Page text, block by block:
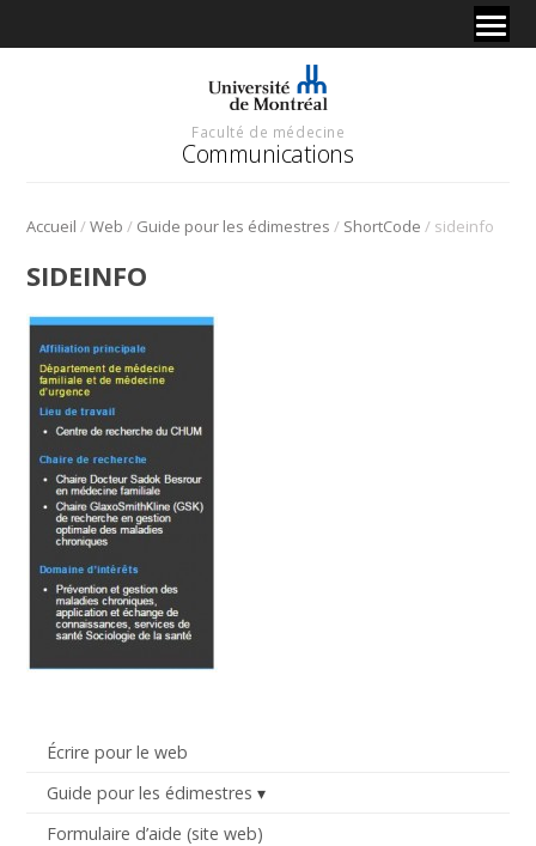
Faculté de médecine
Communications
Accueil /Web / Guide pour les édimestres / ShortCode / sideinfo
Écrire pour le web
Guide pour les édimestres
Formulaire d’aide (site web)
SIDEINFO